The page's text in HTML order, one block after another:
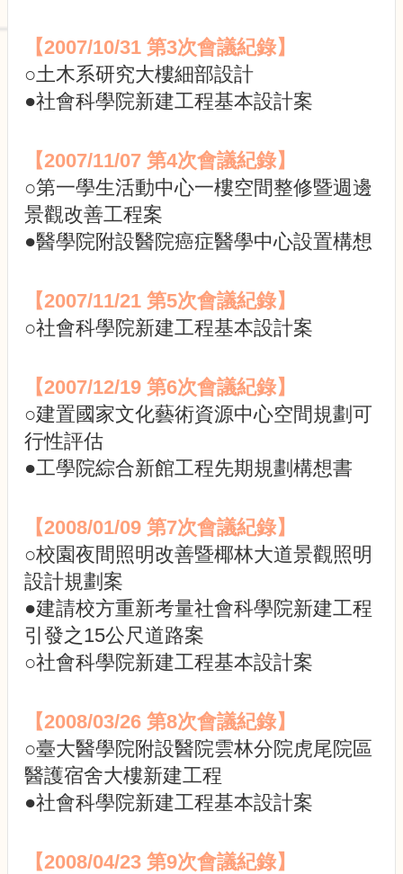
員
相
關
結
網
站
導
覽
組
劃
小
組
委
議
記
法
與
訊
校
園
【2007/10/31 第3次會議紀錄】
○土木系研究大樓細部設計
●社會科學院新建工程基本設計案
【2007/11/07 第4次會議紀錄】
○第一學生活動中心一樓空間整修暨週邊
景觀改善工程案
●醫學院附設醫院癌症醫學中心設置構想
【2007/11/21 第5次會議紀錄】
○社會科學院新建工程基本設計案
【2007/12/19 第6次會議紀錄】
○建置國家文化藝術資源中心空間規劃可
行性評估
●工學院綜合新館工程先期規劃構想書
【2008/01/09 第7次會議紀錄】
○校園夜間照明改善暨椰林大道景觀照明
設計規劃案
●建請校方重新考量社會科學院新建工程
引發之15公尺道路案
○社會科學院新建工程基本設計案
【2008/03/26 第8次會議紀錄】
○臺大醫學院附設醫院雲林分院虎尾院區
醫護宿舍大樓新建工程
●社會科學院新建工程基本設計案
【2008/04/23 第9次會議紀錄】